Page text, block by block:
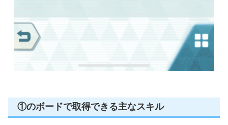
①のボードで取得できる主なスキル